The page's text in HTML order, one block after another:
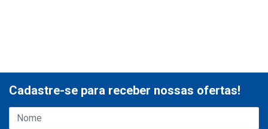
Cadastre-se para receber nossas ofertas!